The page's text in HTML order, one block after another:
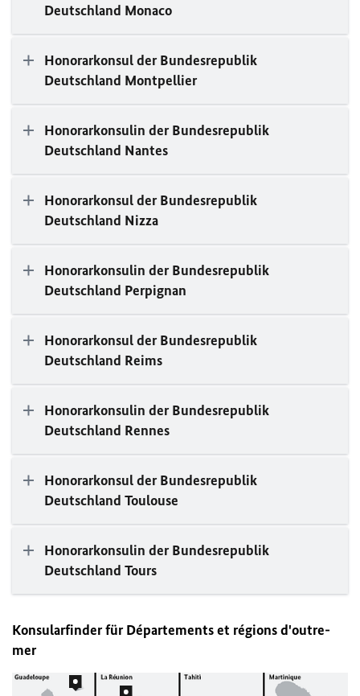
Deutschland Monaco
Honorarkonsul der Bundesrepublik
Deutschland Montpellier
Honorarkonsulin der Bundesrepublik
Deutschland Nantes
Honorarkonsul der Bundesrepublik
Deutschland Nizza
Honorarkonsulin der Bundesrepublik
Deutschland Perpignan
Honorarkonsul der Bundesrepublik
Deutschland Reims
Honorarkonsulin der Bundesrepublik
Deutschland Rennes
Honorarkonsul der Bundesrepublik
Deutschland Toulouse
Honorarkonsulin der Bundesrepublik
Deutschland Tours
Konsularfinder für Départements et régions d'outre-
mer